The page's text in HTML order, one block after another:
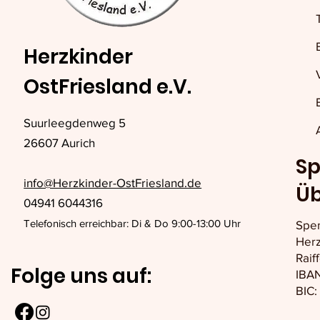
Herzkinder
OstFriesland e.V.
Suurleegdenweg 5
26607 Aurich
info@Herzkinder-OstFriesland.de
04941 6044316
Telefonisch erreichbar: Di & Do 9:00-13:00 Uhr
Folge uns auf: